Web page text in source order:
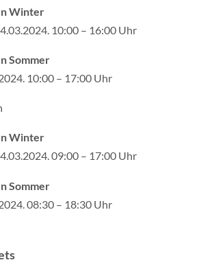
Winter
10:00 – 16:00 Uhr
Sommer
10:00 – 17:00 Uhr
Winter
09:00 – 17:00 Uhr
Sommer
08:30 – 18:30 Uhr